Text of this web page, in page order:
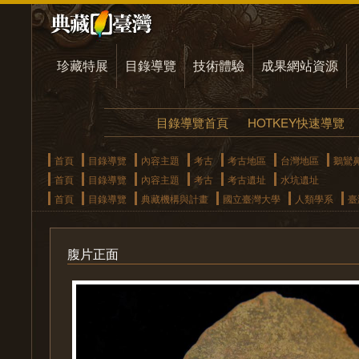
珍藏特展 目錄導覽 技術體驗 成果網站資源
目錄導覽首頁 HOTKEY快速導覽
首頁 目錄導覽 內容主題 考古 考古地區 台灣地區
鵝鸞
首頁
目錄導覽 內容主題 考古 考古遺址
水坑遺址
首頁
目錄導覽 典藏機構與計畫 國立臺灣大學 人類學系
腹片正面